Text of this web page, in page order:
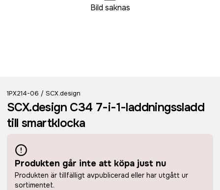
Bild saknas
1PX214-06 / SCX.design
SCX.design C34 7-i-1-laddningssladd
till smartklocka
Produkten går inte att köpa just nu
Produkten är tillfälligt avpublicerad eller har utgått ur
sortimentet.